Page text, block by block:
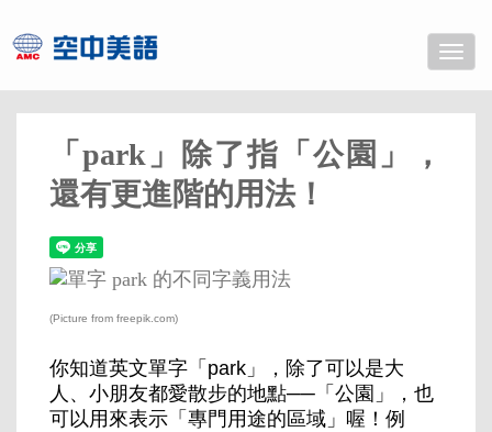
Toggle
「park」除了指「公園」，
還有更進階的用法！
(Picture from freepik.com)
你知道英文單字「park」，除了可以是大
人、小朋友都愛散步的地點──「公園」，也
可以用來表示「專門用途的區域」喔！例